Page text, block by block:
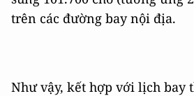
trên các đường bay nội địa.
Như vậy, kết hợp với lịch bay